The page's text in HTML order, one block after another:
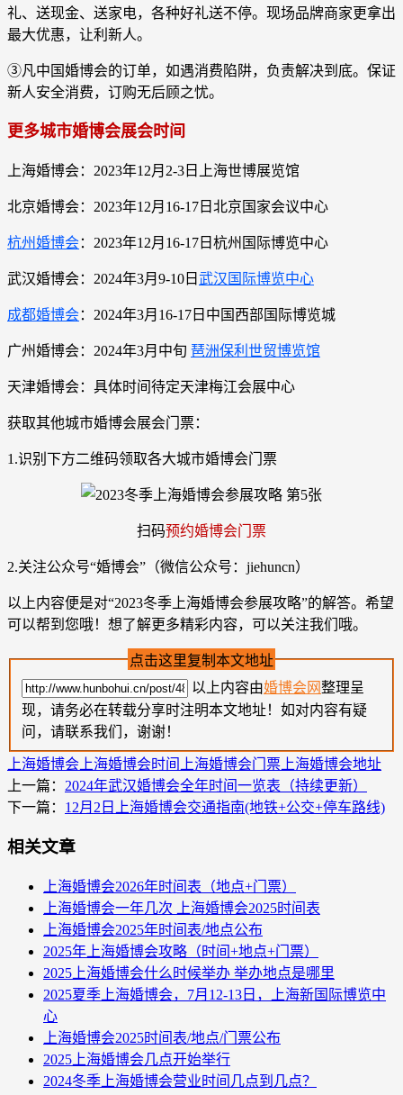
礼、送现金、送家电，各种好礼送不停。现场品牌商家更拿出
最大优惠，让利新人。
③凡中国婚博会的订单，如遇消费陷阱，负责解决到底。保证
新人安全消费，订购无后顾之忧。
更多城市婚博会展会时间
上海婚博会：2023年12月2-3日上海世博展览馆
北京婚博会：2023年12月16-17日北京国家会议中心
杭州婚博会：2023年12月16-17日杭州国际博览中心
武汉婚博会：2024年3月9-10日 武汉国际博览中心
成都婚博会：2024年3月16-17日中国西部国际博览城
广州婚博会：2024年3月中旬 琶洲保利世贸博览馆
天津婚博会：具体时间待定天津梅江会展中心
获取其他城市婚博会展会门票：
1.识别下方二维码领取各大城市婚博会门票
扫码预约婚博会门票
2.关注公众号“婚博会”（微信公众号：jiehuncn）
以上内容便是对“2023冬季上海婚博会参展攻略”的解答。希望
可以帮到您哦！想了解更多精彩内容，可以关注我们哦。
点击这里复制本文地址
以上内容由婚博会网整理呈
现，请务必在转载分享时注明本文地址！如对内容有疑
问，请联系我们，谢谢！
上海婚博会 上海婚博会时间 上海婚博会门票 上海婚博会地址
上一篇： 2024年武汉婚博会全年时间一览表（持续更新）
下一篇： 12月2日上海婚博会交通指南(地铁+公交+停车路线)
相关文章
上海婚博会2026年时间表（地点+门票）
上海婚博会一年几次 上海婚博会2025时间表
上海婚博会2025年时间表/地点公布
2025年上海婚博会攻略（时间+地点+门票）
2025上海婚博会什么时候举办 举办地点是哪里
2025夏季上海婚博会，7月12-13日，上海新国际博览中
心
上海婚博会2025时间表/地点/门票公布
2025上海婚博会几点开始举行
2024冬季上海婚博会营业时间几点到几点？